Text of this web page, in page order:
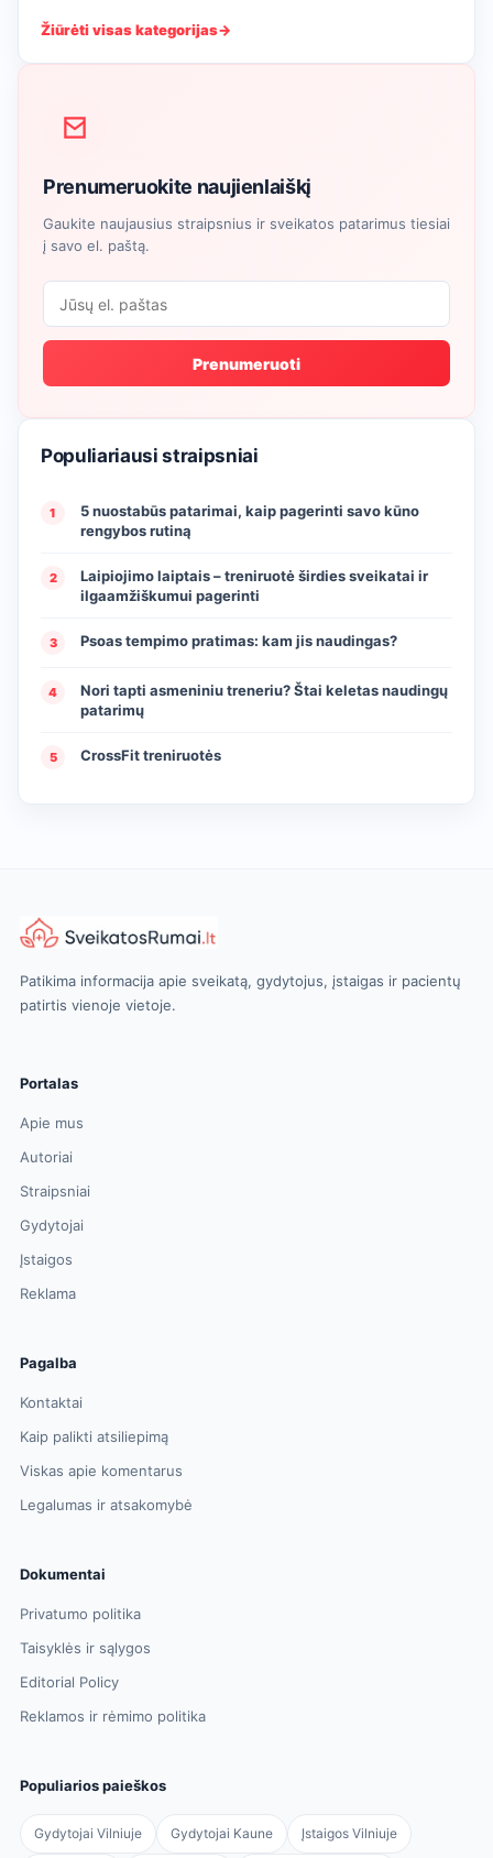
Žiūrėti visas kategorijas→
Prenumeruokite naujienlaiškį
Gaukite naujausius straipsnius ir sveikatos patarimus tiesiai
į savo el. paštą.
Prenumeruoti
Populiariausi straipsniai
1
5 nuostabūs patarimai, kaip pagerinti savo kūno
rengybos rutiną
2
Laipiojimo laiptais – treniruotė širdies sveikatai ir
ilgaamžiškumui pagerinti
3 Psoas tempimo pratimas: kam jis naudingas?
4
Nori tapti asmeniniu treneriu? Štai keletas naudingų
patarimų
5 CrossFit treniruotės
Patikima informacija apie sveikatą, gydytojus, įstaigas ir pacientų
patirtis vienoje vietoje.
Portalas
Apie mus
Autoriai
Straipsniai
Gydytojai
Įstaigos
Reklama
Pagalba
Kontaktai
Kaip palikti atsiliepimą
Viskas apie komentarus
Legalumas ir atsakomybė
Dokumentai
Privatumo politika
Taisyklės ir sąlygos
Editorial Policy
Reklamos ir rėmimo politika
Populiarios paieškos
Gydytojai Vilniuje Gydytojai Kaune Įstaigos Vilniuje